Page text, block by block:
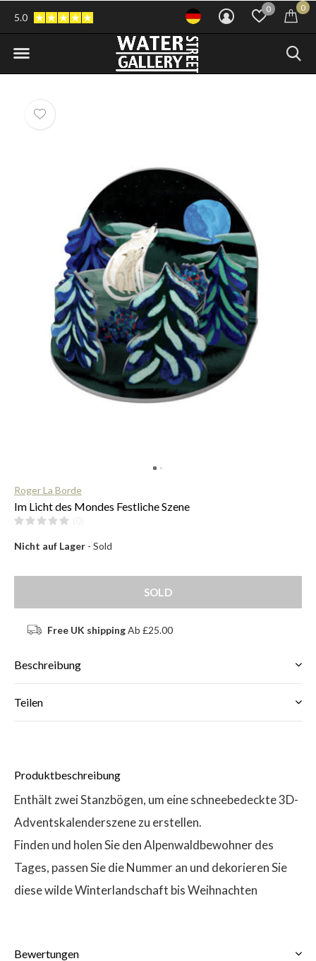
0 0
5.0
Roger La Borde
Im Licht des Mondes Festliche Szene
Nicht auf Lager - Sold
SOLD
Free UK shippingAb £25.00
Beschreibung
Teilen
Produktbeschreibung
Enthält zwei Stanzbögen, um eine schneebedeckte 3D-
Adventskalenderszene zu erstellen.
Finden und holen Sie den Alpenwaldbewohner des
Tages, passen Sie die Nummer an und dekorieren Sie
diese wilde Winterlandschaft bis Weihnachten
Bewertungen